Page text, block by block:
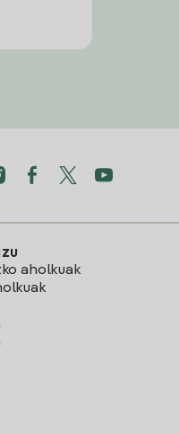
aholkuak